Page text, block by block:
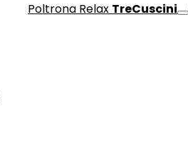
Poltrona Relax TreCuscini